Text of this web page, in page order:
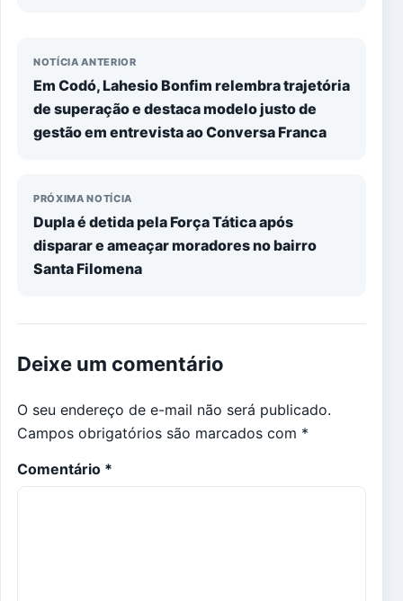
NOTÍCIA ANTERIOR
Em Codó, Lahesio Bonfim relembra trajetória
de superação e destaca modelo justo de
gestão em entrevista ao Conversa Franca
PRÓXIMA NOTÍCIA
​Dupla é detida pela Força Tática após
disparar e ameaçar moradores no bairro
Santa Filomena
Deixe um comentário
O seu endereço de e-mail não será publicado.
Campos obrigatórios são marcados com *
Comentário *